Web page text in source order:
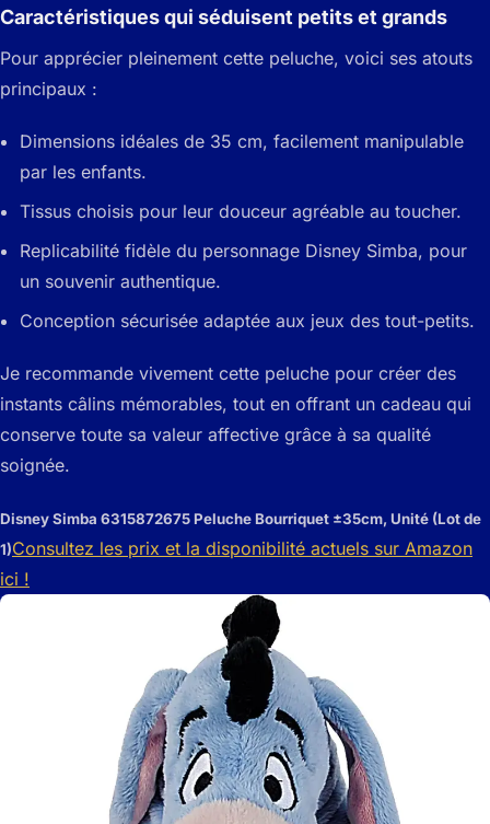
Caractéristiques qui séduisent petits et grands
Pour apprécier pleinement cette peluche, voici ses atouts
principaux :
Dimensions idéales de 35 cm, facilement manipulable
par les enfants.
Tissus choisis pour leur douceur agréable au toucher.
Replicabilité fidèle du personnage Disney Simba, pour
un souvenir authentique.
Conception sécurisée adaptée aux jeux des tout-petits.
Je recommande vivement cette peluche pour créer des
instants câlins mémorables, tout en offrant un cadeau qui
conserve toute sa valeur affective grâce à sa qualité
soignée.
Disney Simba 6315872675 Peluche Bourriquet ±35cm, Unité (Lot de
1)Consultez les prix et la disponibilité actuels sur Amazon
ici !